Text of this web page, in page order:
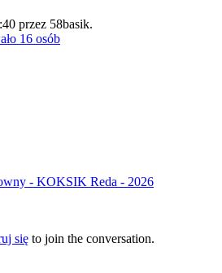
przez 58basik.
16 osób
- KOKSIK Reda - 2026
się to join the conversation.